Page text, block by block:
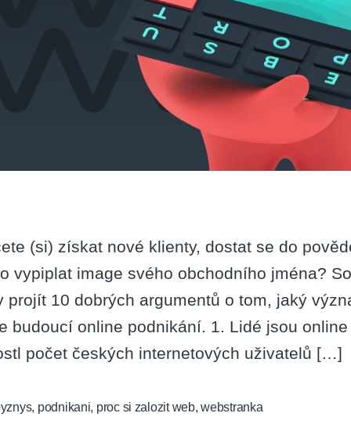
(si) získat nové klienty, dostat se do
vypiplat image svého obchodního jména?
projít 10 dobrých argumentů o tom, jaký
budoucí online podnikání. 1. Lidé jsou
počet českých internetových uživatelů […]
, podnikani, proc si zalozit web,webstranka